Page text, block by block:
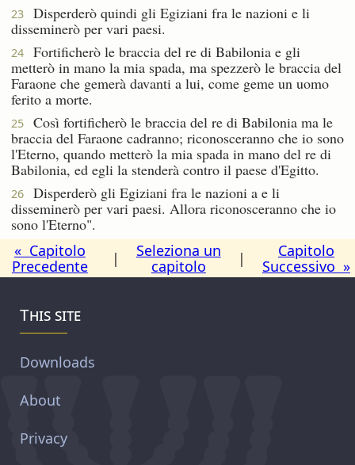
23
Disperderò quindi gli Egiziani fra le nazioni e li
disseminerò per vari paesi.
24
Fortificherò le braccia del re di Babilonia e gli
metterò in mano la mia spada, ma spezzerò le braccia del
Faraone che gemerà davanti a lui, come geme un uomo
ferito a morte.
25
Così fortificherò le braccia del re di Babilonia ma le
braccia del Faraone cadranno; riconosceranno che io sono
l'Eterno, quando metterò la mia spada in mano del re di
Babilonia, ed egli la stenderà contro il paese d'Egitto.
26
Disperderò gli Egiziani fra le nazioni a e li
disseminerò per vari paesi. Allora riconosceranno che io
sono l'Eterno".
« Capitolo
Precedente
|
Seleziona un
capitolo
|
Capitolo
Successivo »
This site
Downloads
About
Privacy